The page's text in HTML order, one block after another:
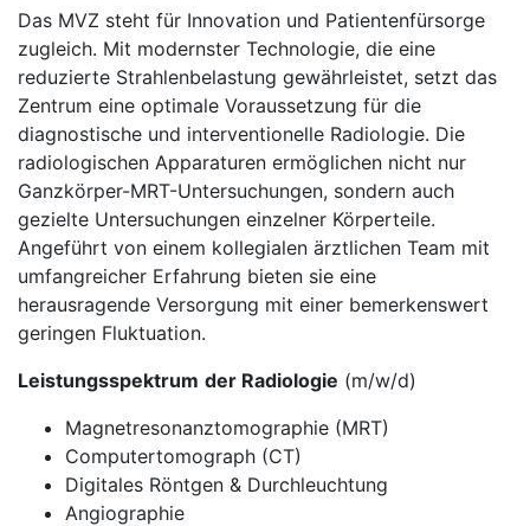
Das MVZ steht für Innovation und Patientenfürsorge
zugleich. Mit modernster Technologie, die eine
reduzierte Strahlenbelastung gewährleistet, setzt das
Zentrum eine optimale Voraussetzung für die
diagnostische und interventionelle Radiologie. Die
radiologischen Apparaturen ermöglichen nicht nur
Ganzkörper-MRT-Untersuchungen, sondern auch
gezielte Untersuchungen einzelner Körperteile.
Angeführt von einem kollegialen ärztlichen Team mit
umfangreicher Erfahrung bieten sie eine
herausragende Versorgung mit einer bemerkenswert
geringen Fluktuation.
Leistungsspektrum der Radiologie (m/w/d)
Magnetresonanztomographie (MRT)
Computertomograph (CT)
Digitales Röntgen & Durchleuchtung
Angiographie